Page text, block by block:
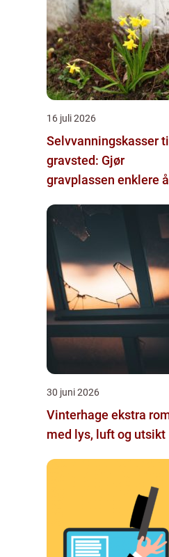
16 juli 2026
Selvvanningskasser til
gravsted: Gjør
gravplassen enklere å
30 juni 2026
Vinterhage ekstra rom
med lys, luft og utsikt